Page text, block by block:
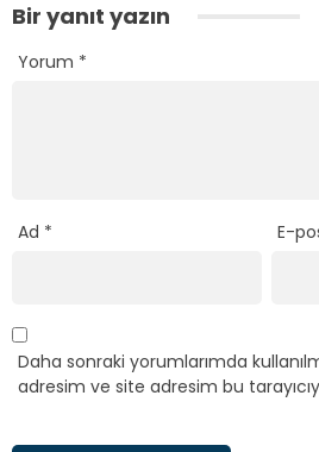
Bir yanıt yazın
Yorum *
Ad * E-
Daha sonraki yorumlarımda
adresim ve site adresim bu